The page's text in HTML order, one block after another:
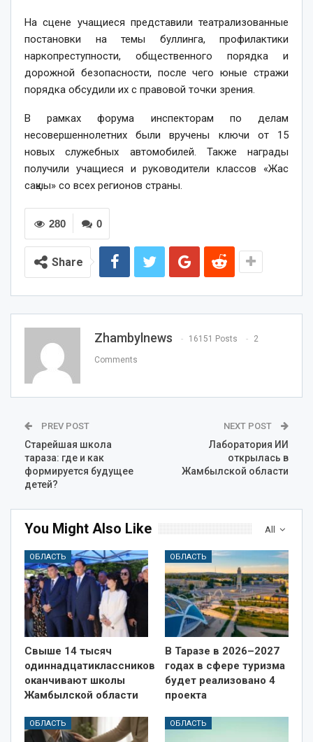
На сцене учащиеся представили театрализованные
постановки на темы буллинга, профилактики
наркопреступности, общественного порядка и
дорожной безопасности, после чего юные стражи
порядка обсудили их с правовой точки зрения.
В рамках форума инспекторам по делам
несовершеннолетних были вручены ключи от 15
новых служебных автомобилей. Также награды
получили учащиеся и руководители классов «Жас
сақшы» со всех регионов страны.
0
280
Share
Zhambylnews 16151 Posts 2
Comments
PREV POST
Старейшая школа
тараза: где и как
формируется будущее
детей?
NEXT POST
Лаборатория ИИ
открылась в
Жамбылской области
All
You Might Also Like
ОБЛАСТЬ
Свыше 14 тысяч
одиннадцатиклассников
оканчивают школы
Жамбылской области
ОБЛАСТЬ
В Таразе в 2026–2027
годах в сфере туризма
будет реализовано 4
проекта
ОБЛАСТЬ ОБЛАСТЬ